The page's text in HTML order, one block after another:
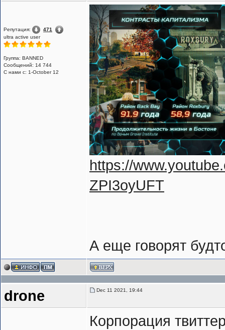
Репутация:
471
ultra active user
Группа: BANNED
Сообщений: 14 744
С нами с: 1-October 12
https://
ZPI3oyUFT
А еще говорят
drone Dec 11 2021, 19:44
Корпорация